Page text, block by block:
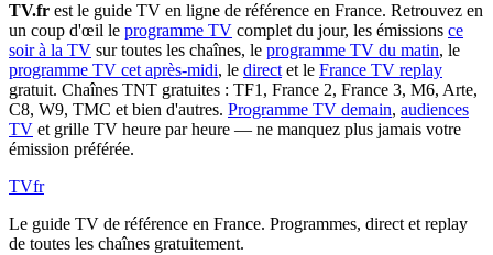
TV.fr est le guide TV en ligne de référence en France. Retrouvez en
un coup d'œil le programme TV complet du jour, les émissions ce
soir à la TV sur toutes les chaînes, le programme TV du matin, le
programme TV cet après-midi, le direct et le France TV replay
gratuit. Chaînes TNT gratuites : TF1, France 2, France 3, M6, Arte,
C8, W9, TMC et bien d'autres. Programme TV demain, audiences
TV et grille TV heure par heure — ne manquez plus jamais votre
émission préférée.
TVfr
Le guide TV de référence en France. Programmes, direct et replay
de toutes les chaînes gratuitement.